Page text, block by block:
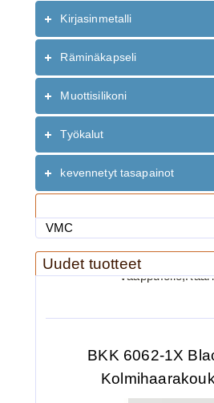
Kirjasinmetalli
Räminäkapseli
Muottisilikoni
Työkalut
kevennetyt tasapainot
VMC
Uudet tuotteet
Käärmefolio leveys
2.90€
BKK 6062-1X